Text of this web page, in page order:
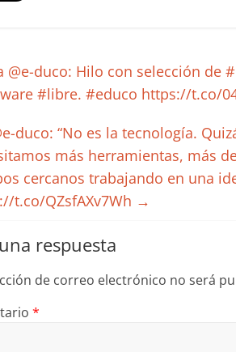
@e-duco: Hilo con selección de
#libre. #educo https://t.co/
duco: “No es la tecnología.
más herramientas, más
cercanos trabajando en una
t.co/QZsfAXv7Wh →
respuesta
de correo electrónico no será
*